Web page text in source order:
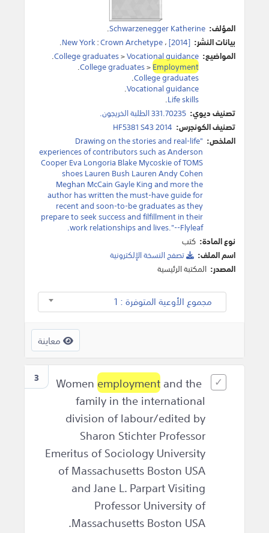
المؤلف: Schwarzenegger Katherine
.
بيانات النشر:
New York:Crown Archetype،[2014]
.
المواضيع:
College graduates>Vocational guidance
.
College graduates>Employment
.
College graduates
.
Vocational guidance
.
Life skills
.
تصنيف ديوي: 331.70235 الطلبة الخريجون.
تصنيف الكونجرس: HF5381 S43 2014
الملخص: "Drawing on the stories and real-life
experiences of contributors such as Anderson
Cooper Eva Longoria Blake Mycoskie of TOMS
shoes Lauren Bush Lauren Andy Cohen
Meghan McCain Gayle King and more the
author has written the must-have guide for
recent and soon-to-be graduates as they
prepare to seek success and filfillment in their
work relationships and lives."--Flyleaf.
نوع المادة: كتب
اسم الملف:
تصفح النسخة اﻹلكترونية
المصدر: المكتبة الرئيسية
مجموع الأوعية المتوفرة : 1
معاينة
3 employmentand the
family in the international
division of labour/edited by
Sharon Stichter Professor
Emeritus of Sociology University
of Massachusetts Boston USA
and Jane L. Parpart Visiting
Professor University of
Massachusetts Boston USA.